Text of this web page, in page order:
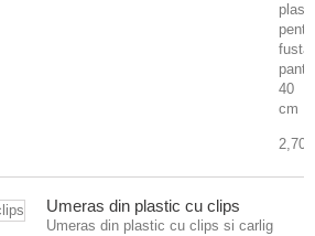
fusta
40
cm
2,70
Umeras din plastic cu clips
Umeras din plastic cu clips si carlig